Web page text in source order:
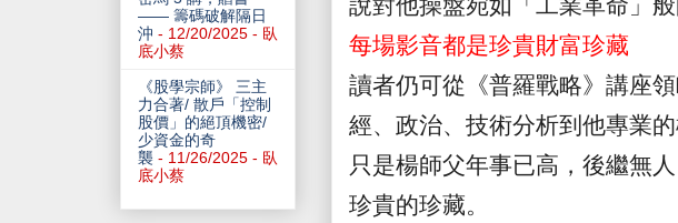
說對他操盤宛如「工業革命」般
每場影音都是珍貴財富珍藏
讀者仍可從《普羅戰略》講座
經、政治、技術分析到他專業
只是楊師父年事已高，後繼無
珍貴的珍藏。
—— 籌碼破解隔日
沖 - 12/20/2025 - 臥
底小蔡
《股學宗師》 三主
力合著/ 散戶「控制
股價」的絕頂機密/
少資金的奇
襲 - 11/26/2025 - 臥
底小蔡